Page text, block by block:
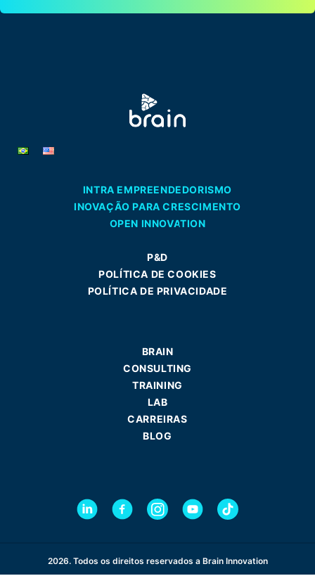
INTRA EMPREENDEDORISMO
INOVAÇÃO PARA CRESCIMENTO
OPEN INNOVATION
P&D
POLÍTICA DE COOKIES
POLÍTICA DE PRIVACIDADE
BRAIN
CONSULTING
TRAINING
LAB
CARREIRAS
BLOG
2026. Todos os direitos reservados a Brain Innovation